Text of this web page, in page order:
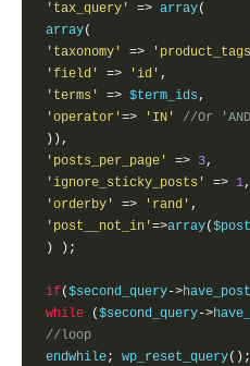
'tax_query'
=> array(
array(
'taxonomy'
=>
'field'
=> 'id' ,
'terms'
=> $term_ids ,
'operator'=> 'IN'
//Or
)),
'posts_per_page'
=> 3,
'ignore_sticky_posts'
=> 1,
'orderby'
=> 'rand' ,
'post__not_in'=>array($post
)
);
if($second_query->
while
($second_query->
//loop
endwhile; wp_reset_query();